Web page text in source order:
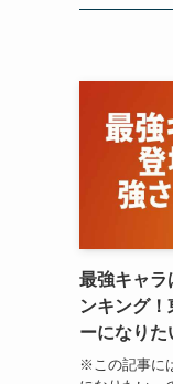
最強キャラ
ンキング
ーになりた
※この記事に